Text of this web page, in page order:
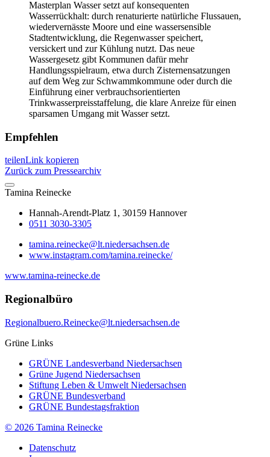
Masterplan Wasser setzt auf konsequenten
Wasserrückhalt: durch renaturierte natürliche Flussauen,
wiedervernässte Moore und eine wassersensible
Stadtentwicklung, die Regenwasser speichert,
versickert und zur Kühlung nutzt. Das neue
Wassergesetz gibt Kommunen dafür mehr
Handlungsspielraum, etwa durch Zisternensatzungen
auf dem Weg zur Schwammkommune oder durch die
Einführung einer verbrauchsorientierten
Trinkwasserpreisstaffelung, die klare Anreize für einen
sparsamen Umgang mit Wasser setzt.
Empfehlen
teilenLink kopieren
Zurück zum Pressearchiv
Tamina Reinecke
Hannah-Arendt-Platz 1, 30159 Hannover
0511 3030-3305
tamina.reinecke@lt.niedersachsen.de
www.instagram.com/tamina.reinecke/
www.tamina-reinecke.de
Regionalbüro
Regionalbuero.Reinecke@lt.niedersachsen.de
Grüne Links
GRÜNE Landesverband Niedersachsen
Grüne Jugend Niedersachsen
Stiftung Leben & Umwelt Niedersachsen
GRÜNE Bundesverband
GRÜNE Bundestagsfraktion
© 2026 Tamina Reinecke
Datenschutz